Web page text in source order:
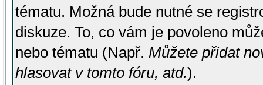
tématu. Možná bude nutné se
diskuze. To, co vám je povoleno
nebo tématu (Např. Můžete přidat
hlasovat v tomto fóru, atd.).